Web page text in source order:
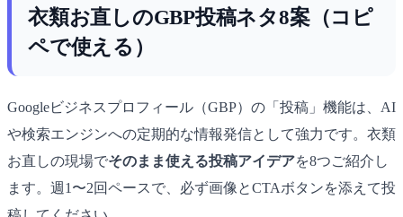
衣類お直しのGBP投稿ネタ8案（コピ
ペで使える）
Googleビジネスプロフィール（GBP）の「投稿」機能は、AI
や検索エンジンへの定期的な情報発信として強力です。衣類
お直しの現場でそのまま使える投稿アイデアを8つご紹介し
ます。週1〜2回ペースで、必ず画像とCTAボタンを添えて投